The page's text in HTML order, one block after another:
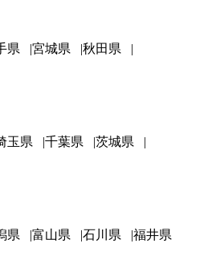
県 宮城県
秋田県
玉県 千葉県
茨城県
県 富山県 石川県 福井県